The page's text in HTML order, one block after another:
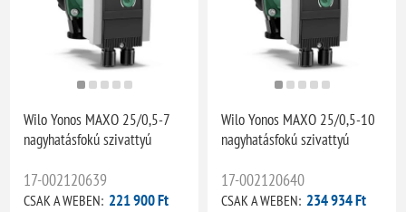
Wilo Yonos MAXO 25/0,5-7
nagyhatásfokú szivattyú
17-002120639
CSAK A WEBEN: 221 900 Ft
Wilo Yonos MAXO 25/0,5-10
nagyhatásfokú szivattyú
17-002120640
CSAK A WEBEN: 234 934 Ft